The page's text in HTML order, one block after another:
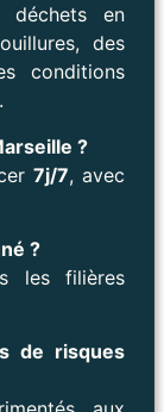
déchets en
des
conditions
?
7j/7, avec
?
les filières
de risques